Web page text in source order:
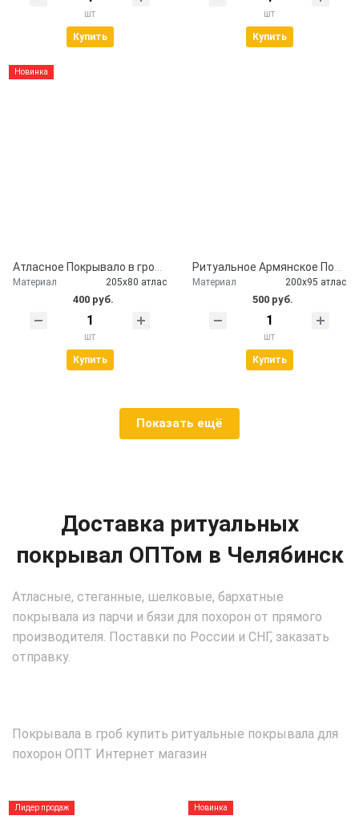
шт
Купить
шт
Купить
Новинка
Материал 205х80 атлас
400 руб.
шт
Купить
Материал 200х95 атлас
500 руб.
шт
Купить
Показать ещё
Доставка ритуальных
покрывал ОПТом в Челябинск
Атласные, стеганные, шелковые, бархатные
покрывала из парчи и бязи для похорон от прямого
производителя. Поставки по России и СНГ, заказать
отправку.
Покрывала в гроб купить ритуальные покрывала для
похорон ОПТ Интернет магазин
Лидер продаж Новинка